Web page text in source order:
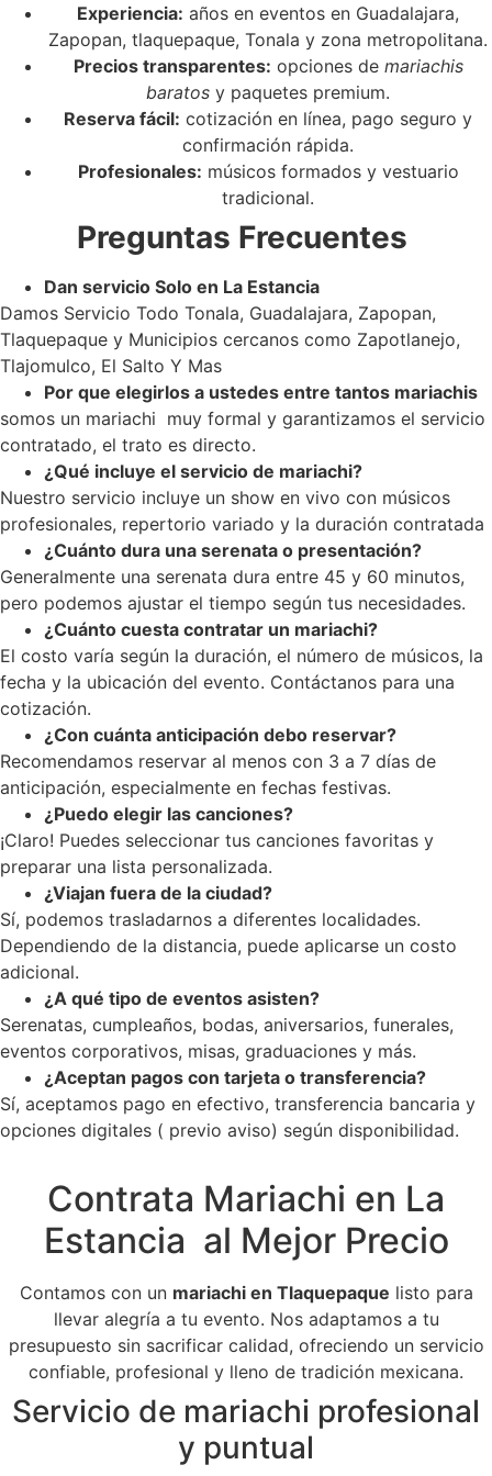
Experiencia: años en eventos en Guadalajara,
Zapopan, tlaquepaque, Tonala y zona metropolitana.
Precios transparentes: opciones de mariachis
baratos y paquetes premium.
Reserva fácil: cotización en línea, pago seguro y
confirmación rápida.
Profesionales: músicos formados y vestuario
tradicional.
Preguntas Frecuentes
Dan servicio Solo en La Estancia
Damos Servicio Todo Tonala, Guadalajara, Zapopan,
Tlaquepaque y Municipios cercanos como Zapotlanejo,
Tlajomulco, El Salto Y Mas
Por que elegirlos a ustedes entre tantos mariachis
somos un mariachi muy formal y garantizamos el servicio
contratado, el trato es directo.
¿Qué incluye el servicio de mariachi?
Nuestro servicio incluye un show en vivo con músicos
profesionales, repertorio variado y la duración contratada
¿Cuánto dura una serenata o presentación?
Generalmente una serenata dura entre 45 y 60 minutos,
pero podemos ajustar el tiempo según tus necesidades.
¿Cuánto cuesta contratar un mariachi?
El costo varía según la duración, el número de músicos, la
fecha y la ubicación del evento. Contáctanos para una
cotización.
¿Con cuánta anticipación debo reservar?
Recomendamos reservar al menos con 3 a 7 días de
anticipación, especialmente en fechas festivas.
¿Puedo elegir las canciones?
¡Claro! Puedes seleccionar tus canciones favoritas y
preparar una lista personalizada.
¿Viajan fuera de la ciudad?
Sí, podemos trasladarnos a diferentes localidades.
Dependiendo de la distancia, puede aplicarse un costo
adicional.
¿A qué tipo de eventos asisten?
Serenatas, cumpleaños, bodas, aniversarios, funerales,
eventos corporativos, misas, graduaciones y más.
¿Aceptan pagos con tarjeta o transferencia?
Sí, aceptamos pago en efectivo, transferencia bancaria y
opciones digitales ( previo aviso) según disponibilidad.
Contrata Mariachi en La
Estancia al Mejor Precio
Contamos con un mariachi en Tlaquepaque listo para
llevar alegría a tu evento. Nos adaptamos a tu
presupuesto sin sacrificar calidad, ofreciendo un servicio
confiable, profesional y lleno de tradición mexicana.
Servicio de mariachi profesional
y puntual